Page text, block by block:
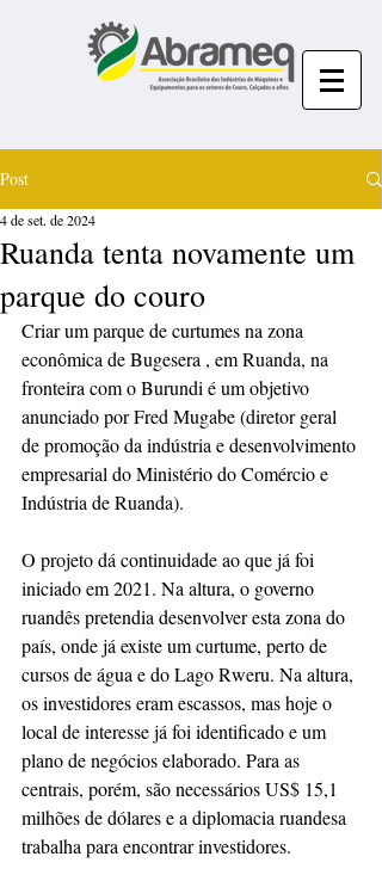
Post
Ruanda tenta novamente um
parque do couro
4 de set. de 2024
Criar um parque de curtumes na zona
econômica de Bugesera , em Ruanda, na
fronteira com o Burundi é um objetivo
anunciado por Fred Mugabe (diretor geral
de promoção da indústria e desenvolvimento
empresarial do Ministério do Comércio e
Indústria de Ruanda).
O projeto dá continuidade ao que já foi
iniciado em 2021. Na altura, o governo
ruandês pretendia desenvolver esta zona do
país, onde já existe um curtume, perto de
cursos de água e do Lago Rweru. Na altura,
os investidores eram escassos, mas hoje o
local de interesse já foi identificado e um
plano de negócios elaborado. Para as
centrais, porém, são necessários US$ 15,1
milhões de dólares e a diplomacia ruandesa
trabalha para encontrar investidores.